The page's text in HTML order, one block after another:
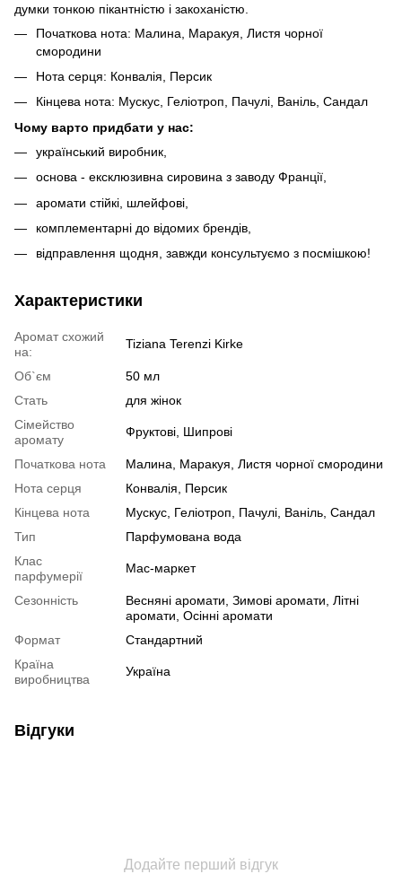
думки тонкою пікантністю і закоханістю.
Початкова нота: Малина, Маракуя, Листя чорної
смородини
Нота серця: Конвалія, Персик
Кінцева нота: Мускус, Геліотроп, Пачулі, Ваніль, Сандал
Чому варто придбати у нас:
український виробник,
основа - ексклюзивна сировина з заводу Франції,
аромати стійкі, шлейфові,
комплементарні до відомих брендів,
відправлення щодня, завжди консультуємо з посмішкою!
Характеристики
Аромат схожий
на:
Tiziana Terenzi Kirke
Об`єм
50 мл
Стать
для жінок
Сімейство
аромату
Фруктові, Шипрові
Початкова нота
Малина, Маракуя, Листя чорної смородини
Нота серця
Конвалія, Персик
Кінцева нота
Мускус, Геліотроп, Пачулі, Ваніль, Сандал
Тип
Парфумована вода
Клас
парфумерії
Мас-маркет
Сезонність
Весняні аромати, Зимові аромати, Літні
аромати, Осінні аромати
Формат
Стандартний
Країна
виробництва
Україна
Відгуки
Додайте перший відгук